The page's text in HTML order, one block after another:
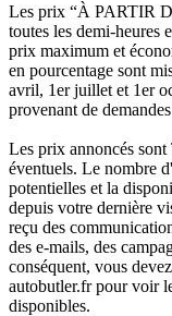
Les prix “À PARTIR
toutes les demi-heures
prix maximum et
en pourcentage sont
avril, 1er juillet et 1er
provenant de
Les prix annoncés
éventuels. Le nombre
potentielles et la
depuis votre dernière
reçu des
des e-mails, des
conséquent, vous
autobutler.fr pour voir
disponibles.